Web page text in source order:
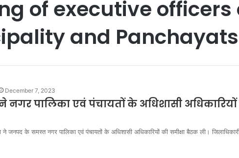
of executive officers
and Panchayats
December 7, 2023
नगर पालिका एवं पंचायतों के अधिशासी
ने जनपद के समस्त नगर पालिका एवं पंचायतों के अधिशासी अधिकारियों की समीक्षा बैठक ली।